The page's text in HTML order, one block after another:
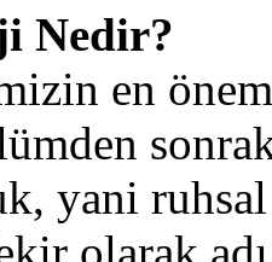
Nedir?
en
yani